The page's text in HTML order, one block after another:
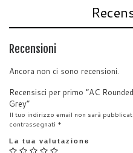
s
A
p
p
e
b
o
o
k
itt
er
ai
l
Recensioni
Ancora non ci sono recensioni.
Recensisci per primo “AC
Grey”
Il tuo indirizzo email non sarà
contrassegnati *
La tua valutazione